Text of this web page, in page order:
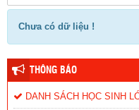
Chưa có dữ liệu !
THÔNG BÁO
DANH SÁCH HỌC SINH